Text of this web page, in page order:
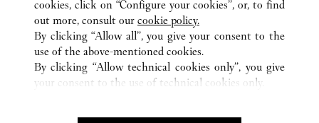
OUR COMPANY
CAREERS
FIND A BOUTIQUE
cookies, click on “Configure your cookies”, or, to find
out more, consult our cookie policy.
By clicking “Allow all”, you give your consent to the
use of the above-mentioned cookies.
By clicking “Allow technical cookies only”, you give
your consent to the use of technical cookies only.